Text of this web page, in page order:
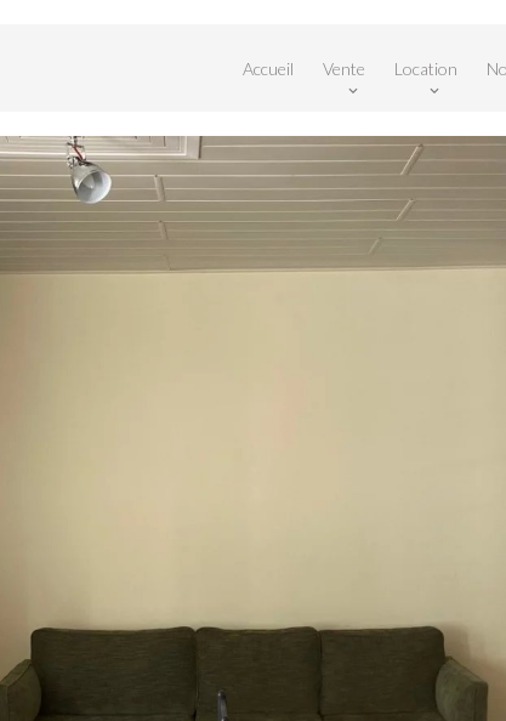
Accueil Vente Location